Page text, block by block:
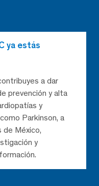
ya estás
a dar
prevención y alta
y
Parkinson, a
de México,
y